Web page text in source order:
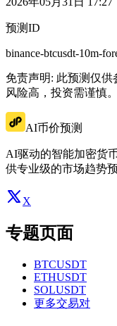
预测ID
binance-btcusdt-10m-
免责声明: 此预测仅
风险高，投资需谨慎
AI币价预测
AI驱动的智能加密货
供专业级的市场趋势
X
专题页面
BTCUSDT
ETHUSDT
SOLUSDT
更多交易对